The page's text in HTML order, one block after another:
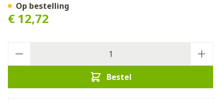
€ 12,72
Bestel
Op bestelling